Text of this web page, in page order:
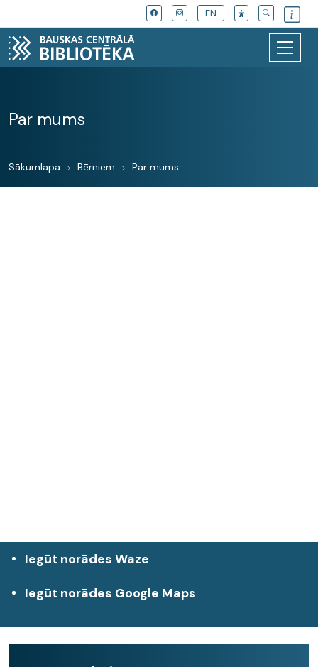
EN
Par mums
Sākumlapa Bērniem Par mums
Iegūt norādes Waze
Iegūt norādes Google Maps